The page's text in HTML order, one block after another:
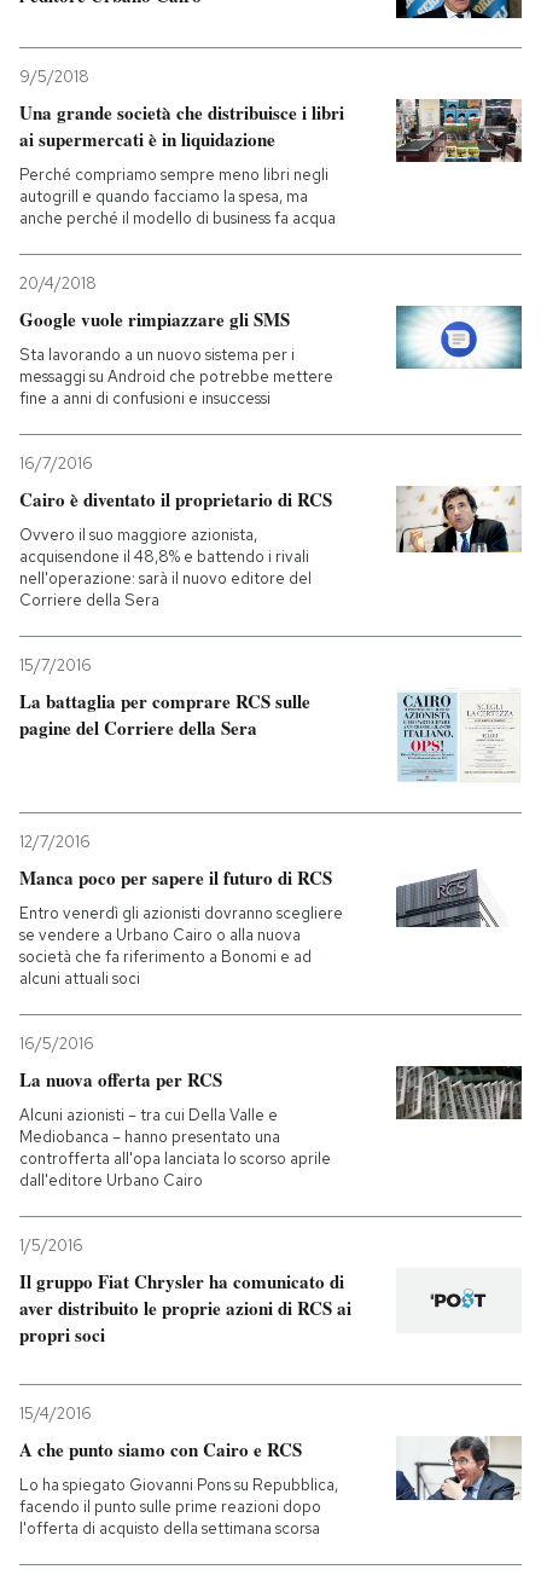
9/5/2018
Una grande società che distribuisce i libri
ai supermercati è in liquidazione
Perché compriamo sempre meno libri negli
autogrill e quando facciamo la spesa, ma
anche perché il modello di business fa acqua
20/4/2018
Google vuole rimpiazzare gli SMS
Sta lavorando a un nuovo sistema per i
messaggi su Android che potrebbe mettere
fine a anni di confusioni e insuccessi
16/7/2016
Cairo è diventato il proprietario di RCS
Ovvero il suo maggiore azionista,
acquisendone il 48,8% e battendo i rivali
nell'operazione: sarà il nuovo editore del
Corriere della Sera
15/7/2016
La battaglia per comprare RCS sulle
pagine del Corriere della Sera
12/7/2016
Manca poco per sapere il futuro di RCS
Entro venerdì gli azionisti dovranno scegliere
se vendere a Urbano Cairo o alla nuova
società che fa riferimento a Bonomi e ad
alcuni attuali soci
16/5/2016
La nuova offerta per RCS
Alcuni azionisti – tra cui Della Valle e
Mediobanca – hanno presentato una
controfferta all'opa lanciata lo scorso aprile
dall'editore Urbano Cairo
1/5/2016
Il gruppo Fiat Chrysler ha comunicato di
aver distribuito le proprie azioni di RCS ai
propri soci
15/4/2016
A che punto siamo con Cairo e RCS
Lo ha spiegato Giovanni Pons su Repubblica,
facendo il punto sulle prime reazioni dopo
l'offerta di acquisto della settimana scorsa